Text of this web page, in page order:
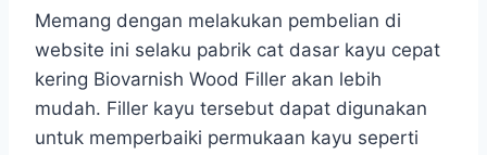
Memang dengan melakukan pembelian di
website ini selaku pabrik cat dasar kayu cepat
kering Biovarnish Wood Filler akan lebih
mudah. Filler kayu tersebut dapat digunakan
untuk memperbaiki permukaan kayu seperti